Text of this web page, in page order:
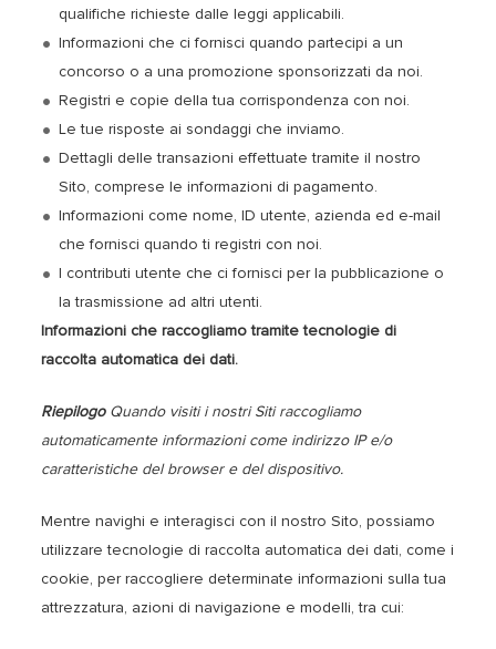
qualifiche richieste dalle leggi applicabili.
Informazioni che ci fornisci quando partecipi a un
concorso o a una promozione sponsorizzati da noi.
Registri e copie della tua corrispondenza con noi.
Le tue risposte ai sondaggi che inviamo.
Dettagli delle transazioni effettuate tramite il nostro
Sito, comprese le informazioni di pagamento.
Informazioni come nome, ID utente, azienda ed e-mail
che fornisci quando ti registri con noi.
I contributi utente che ci fornisci per la pubblicazione o
la trasmissione ad altri utenti.
Informazioni che raccogliamo tramite tecnologie di
raccolta automatica dei dati.
RiepilogoQuando visiti i nostri Siti raccogliamo
automaticamente informazioni come indirizzo IP e/o
caratteristiche del browser e del dispositivo.
Mentre navighi e interagisci con il nostro Sito, possiamo
utilizzare tecnologie di raccolta automatica dei dati, come i
cookie, per raccogliere determinate informazioni sulla tua
attrezzatura, azioni di navigazione e modelli, tra cui: